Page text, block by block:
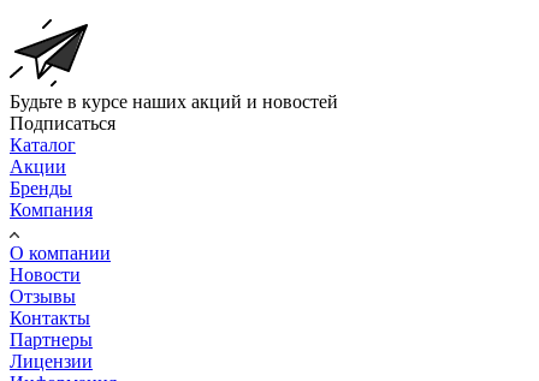
Будьте в курсе наших акций и новостей
Подписаться
Каталог
Акции
Бренды
Компания
О компании
Новости
Отзывы
Контакты
Партнеры
Лицензии